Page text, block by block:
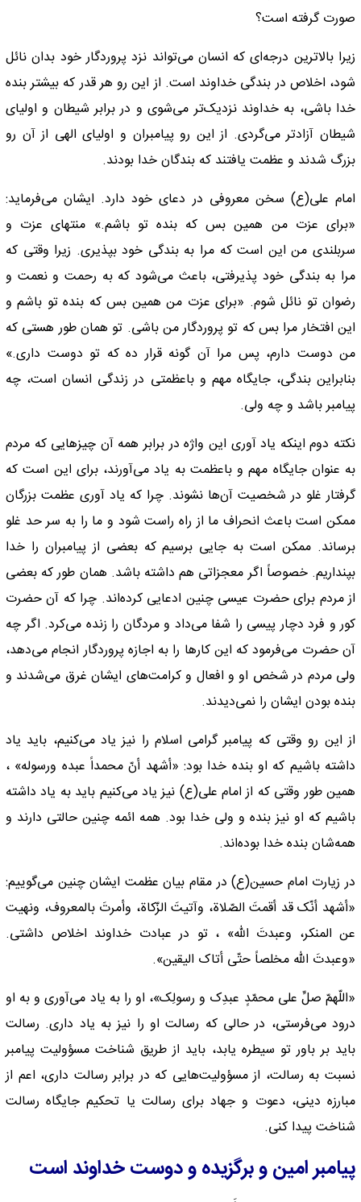
صورت گرفته است؟
زیرا بالا‌ترین درجه‌ای که انسان می‌تواند نزد پروردگار خود بدان نائل
شود، اخلاص در بندگی خداوند است. از این رو هر قدر که بیشتر بنده
خدا باشی، به خداوند نزدیک‌تر می‌شوی و در برابر شیطان و اولیای
شیطان آزاد‌تر می‌گردی. از این رو پیامبران و اولیای الهی از آن رو
بزرگ شدند و عظمت یافتند که بندگان خدا بودند.
امام علی(ع) سخن معروفی در دعای خود دارد. ایشان می‌فرماید:
«برای عزت من همین بس که بنده تو باشم.» منتهای عزت و
سربلندی من این است که مرا به بندگی خود بپذیری. زیرا وقتی که
مرا به بندگی خود پذیرفتی، باعث می‌شود که به رحمت و نعمت و
رضوان تو نائل شوم. «برای عزت من همین بس که بنده تو باشم و
این افتخار مرا بس که تو پروردگار من باشی. تو‌‌ همان طور هستی که
من دوست دارم، پس مرا آن گونه قرار ده که تو دوست داری.»
بنابراین بندگی، جایگاه مهم و باعظمتی در زندگی انسان است، چه
پیامبر باشد و چه ولی.
نکته دوم اینکه یاد آوری این واژه در برابر همه آن چیزهایی که مردم
به عنوان جایگاه مهم و باعظمت به یاد می‌آورند، برای این است که
گرفتار غلو در شخصیت آن‌ها نشوند. چرا که یاد آوری عظمت بزرگان
ممکن است باعث انحراف ما از راه راست شود و ما را به سر حد غلو
برساند. ممکن است به جایی برسیم که بعضی از پیامبران را خدا
بپنداریم. خصوصاً اگر معجزاتی هم داشته باشد.‌‌ همان طور که بعضی
از مردم برای حضرت عیسی چنین ادعایی کرده‌اند. چرا که آن حضرت
کور و فرد دچار پیسی را شفا می‌داد و مردگان را زنده می‌کرد. اگر چه
آن حضرت می‌فرمود که این کار‌ها را به اجازه پروردگار انجام می‌دهد،
ولی مردم در شخص او و افعال و کرامت‌های ایشان غرق می‌شدند و
بنده بودن ایشان را نمی‌دیدند.
از این رو وقتی که پیامبر گرامی اسلام را نیز یاد می‌کنیم، باید یاد
داشته باشیم که او بنده خدا بود: «أشهد أنّ محمداً عبده ورسوله» ،
همین طور وقتی که از امام علی(ع) نیز یاد می‌کنیم باید به یاد داشته
باشیم که او نیز بنده و ولی خدا بود. همه ائمه چنین حالتی دارند و
همه‌شان بنده خدا بوده‌اند.
در زیارت امام حسین(ع) در مقام بیان عظمت ایشان چنین می‌گوییم:
«أشهد أنّک قد أقمتَ الصّلاة، وآتیتَ الزّکاة، وأمرتَ بالمعروف، ونهیت
عن المنکر، وعبدتَ الله» ، تو در عبادت خداوند اخلاص داشتی.
«وعبدتَ الله مخلصاً حتّى أتاک الیقین».
«اللّهمّ صلِّ على محمّدٍ عبدِک و رسولِک»، او را به یاد می‌آوری و به او
درود می‌فرستی، در حالی که رسالت او را نیز به یاد داری. رسالت
باید بر باور تو سیطره یابد، باید از طریق شناخت مسؤولیت پیامبر
نسبت به رسالت، از مسؤولیت‌هایی که در برابر رسالت داری، اعم از
مبارزه دینی، دعوت و جهاد برای رسالت یا تحکیم جایگاه رسالت
شناخت پیدا کنی.
پیامبر امین و برگزیده و دوست خداوند است